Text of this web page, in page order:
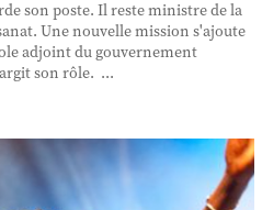
son poste. Il reste ministre de la
Une nouvelle mission s'ajoute
adjoint du gouvernement
son rôle. ...